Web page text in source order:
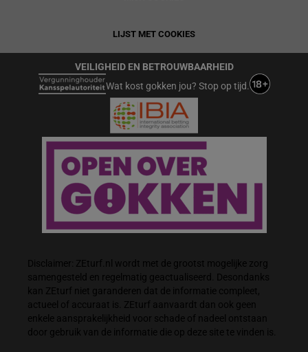
LIJST MET COOKIES
VEILIGHEID EN BETROUWBAARHEID
Wat kost gokken jou? Stop op tijd.
Disclaimer: ZEturf.nl wordt met de grootst mogelijke zorg
samengesteld en regelmatig geactualiseerd. Desondanks
kan ZEturf niet garanderen dat de informatie compleet,
actueel of accuraat is. ZEturf aanvaardt dan ook geen
enkele aansprakelijkheid voor schade of nadeel ontstaan
door gebruik van de informatie die op deze site te vinden is.